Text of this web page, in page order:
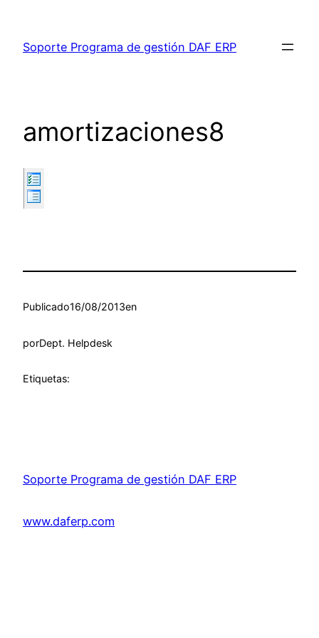
contenido
Soporte Programa de gestión DAF ERP
amortizaciones8
Publicado16/08/2013en
porDept. Helpdesk
Etiquetas:
Soporte Programa de gestión DAF ERP
www.daferp.com